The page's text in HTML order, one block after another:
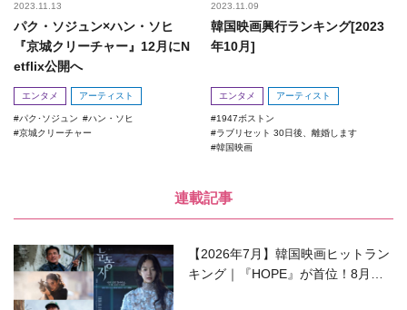
2023.11.13
パク・ソジュン×ハン・ソヒ
『京城クリーチャー』12月にN
etflix公開へ
エンタメ アーティスト
パク･ソジュン
ハン・ソヒ
京城クリーチャー
2023.11.09
韓国映画興行ランキング[2023
年10月]
エンタメ アーティスト
1947ボストン
ラブリセット 30日後、離婚します
韓国映画
連載記事
【2026年7月】韓国映画ヒットラン
キング｜『HOPE』が首位！8月公